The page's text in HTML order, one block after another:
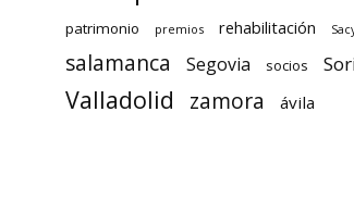
patrimonio premios rehabilitación
salamanca Segovia socios
Valladolid zamora ávila